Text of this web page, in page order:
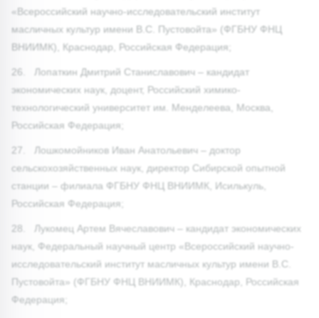
«Всероссийский научно-исследовательский институт
масличных культур имени В.С. Пустовойта» (ФГБНУ ФНЦ
ВНИИМК), Краснодар, Российская Федерация;
26. Лопаткин Дмитрий Станиславович – кандидат
экономических наук, доцент, Российский химико-
технологический университет им. Менделеева, Москва,
Российская Федерация;
27. Лошкомойников Иван Анатольевич – доктор
сельскохозяйственных наук, директор Сибирской опытной
станции – филиала ФГБНУ ФНЦ ВНИИМК, Исилькуль,
Российская Федерация;
28. Лукомец Артем Вячеславович – кандидат экономических
наук, Федеральный научный центр «Всероссийский научно-
исследовательский институт масличных культур имени В.С.
Пустовойта» (ФГБНУ ФНЦ ВНИИМК), Краснодар, Российская
Федерация;